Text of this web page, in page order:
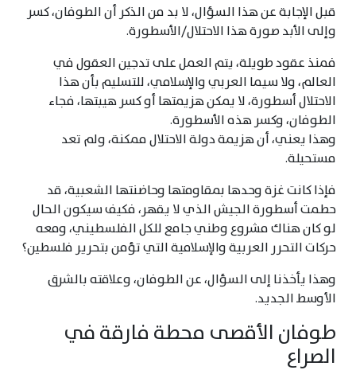
قبل الإجابة عن هذا السؤال، لا بد من الذكر أن الطوفان، كسر
وإلى الأبد صورة هذا الاحتلال/الأسطورة.
فمنذ عقود طويلة، يتم العمل على تدجين العقول في
العالم، ولا سيما العربي والإسلامي، للتسليم بأن هذا
الاحتلال أسطورة، لا يمكن هزيمتها أو كسر هيبتها، فجاء
الطوفان، وكسر هذه الأسطورة.
وهذا يعني، أن هزيمة دولة الاحتلال ممكنة، ولم تعد
مستحيلة.
فإذا كانت غزة وحدها بمقاومتها وحاضنتها الشعبية، قد
حطمت أسطورة الجيش الذي لا يقهر، فكيف سيكون الحال
لو كان هناك مشروع وطني جامع للكل الفلسطيني، ومعه
حركات التحرر العربية والإسلامية التي تؤمن بتحرير فلسطين؟
وهذا يأخذنا إلى السؤال، عن الطوفان، وعلاقته بالشرق
الأوسط الجديد.
طوفان الأقصى محطة فارقة في
الصراع